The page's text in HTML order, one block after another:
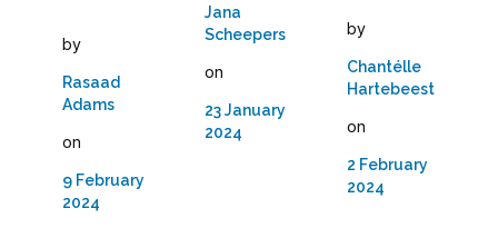
by
Rasaad
Adams
on
9 February
2024
Jana
Scheepers
on
23 January
2024
by
Chantélle
Hartebeest
on
2 February
2024